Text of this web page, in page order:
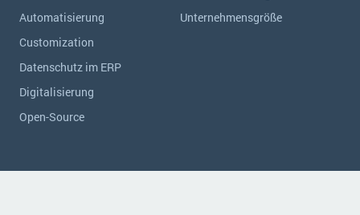
Automatisierung
Customization
Datenschutz im ERP
Digitalisierung
Open-Source
Unternehmensgröße